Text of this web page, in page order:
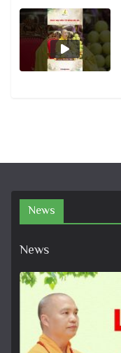
News
News